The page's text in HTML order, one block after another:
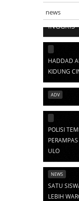
news
ARTI
INGGRIS
HADDAD
KIDUNG
ADV
POLISI
ULO
NEWS
SATU
LEBIH